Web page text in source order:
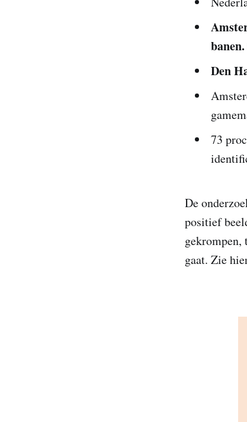
banen.
Den
73
De
positief
gekrompen,
gaat. Zie